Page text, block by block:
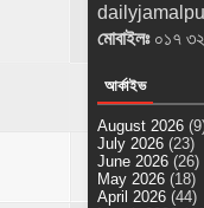
মোবাইলঃ ০১৭
আর্কাইভ
August 2026
July 2026 (23)
June 2026 (26)
May 2026 (18)
April 2026 (44)